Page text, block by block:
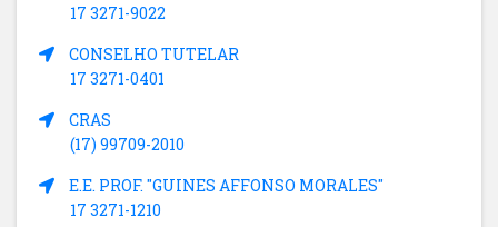
17 3271-9022
CONSELHO TUTELAR
17 3271-0401
CRAS
(17) 99709-2010
E.E. PROF. "GUINES AFFONSO MORALES"
17 3271-1210